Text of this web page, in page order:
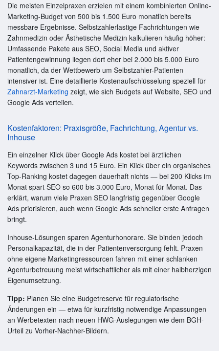
Die meisten Einzelpraxen erzielen mit einem kombinierten Online-
Marketing-Budget von 500 bis 1.500 Euro monatlich bereits
messbare Ergebnisse. Selbstzahlerlastige Fachrichtungen wie
Zahnmedizin oder Ästhetische Medizin kalkulieren häufig höher:
Umfassende Pakete aus SEO, Social Media und aktiver
Patientengewinnung liegen dort eher bei 2.000 bis 5.000 Euro
monatlich, da der Wettbewerb um Selbstzahler-Patienten
intensiver ist. Eine detaillierte Kostenaufschlüsselung speziell für
Zahnarzt-Marketing zeigt, wie sich Budgets auf Website, SEO und
Google Ads verteilen.
Kostenfaktoren: Praxisgröße, Fachrichtung, Agentur vs.
Inhouse
Ein einzelner Klick über Google Ads kostet bei ärztlichen
Keywords zwischen 3 und 15 Euro. Ein Klick über ein organisches
Top-Ranking kostet dagegen dauerhaft nichts — bei 200 Klicks im
Monat spart SEO so 600 bis 3.000 Euro, Monat für Monat. Das
erklärt, warum viele Praxen SEO langfristig gegenüber Google
Ads priorisieren, auch wenn Google Ads schneller erste Anfragen
bringt.
Inhouse-Lösungen sparen Agenturhonorare. Sie binden jedoch
Personalkapazität, die in der Patientenversorgung fehlt. Praxen
ohne eigene Marketingressourcen fahren mit einer schlanken
Agenturbetreuung meist wirtschaftlicher als mit einer halbherzigen
Eigenumsetzung.
Tipp: Planen Sie eine Budgetreserve für regulatorische
Änderungen ein — etwa für kurzfristig notwendige Anpassungen
an Werbetexten nach neuen HWG-Auslegungen wie dem BGH-
Urteil zu Vorher-Nachher-Bildern.